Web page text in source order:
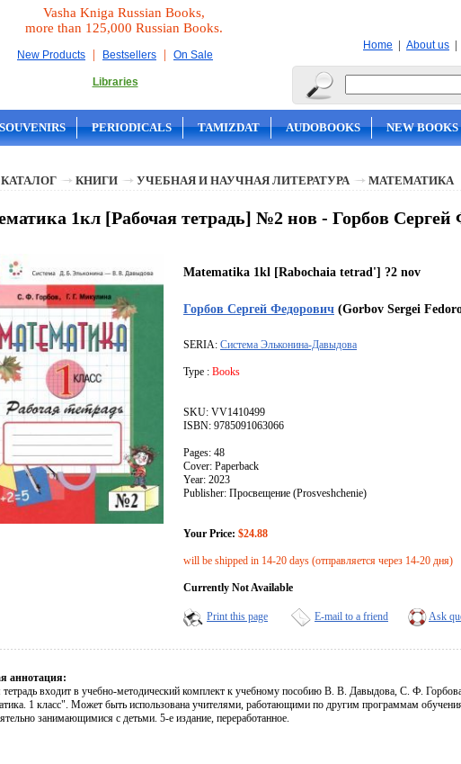
Vasha Kniga Russian Books,
more than 125,000 Russian Books.
New Products | Bestsellers | On Sale
Libraries
Home | About us |
PERIODICALS TAMIZDAT AUDOBOOKS NEW BOOKS
КАТАЛОГ КНИГИ УЧЕБНАЯ И НАУЧНАЯ ЛИТЕРАТУРА МАТЕМАТИКА
1кл [Рабочая тетрадь] №2 нов - Горбов Сергей
Matematika 1kl [Rabochaia tetrad'] ?2 nov
Горбов Сергей Федорович (Gorbov Sergei
SERIA: Система Эльконина-Давыдова
Type : Books
SKU: VV1410499
ISBN: 9785091063066
Pages: 48
Cover: Paperback
Year: 2023
Publisher: Просвещение (Prosveshchenie)
Your Price: $24.88
will be shipped in 14-20 days (отправляется через 14-20 дня)
Currently Not Available
Print this page E-mail to a friend Ask
аннотация:
тетрадь входит в учебно-методический комплект к учебному пособию В. В. Давыдова, С. Ф.
1 класс". Может быть использована учителями, работающими по другим программам
занимающимися с детьми. 5-е издание, переработанное.